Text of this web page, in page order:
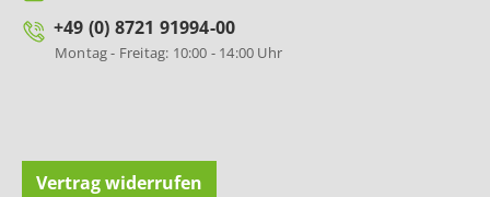
+49 (0) 8721 91994-00
Montag - Freitag: 10:00 - 14:00 Uhr
Vertrag widerrufen